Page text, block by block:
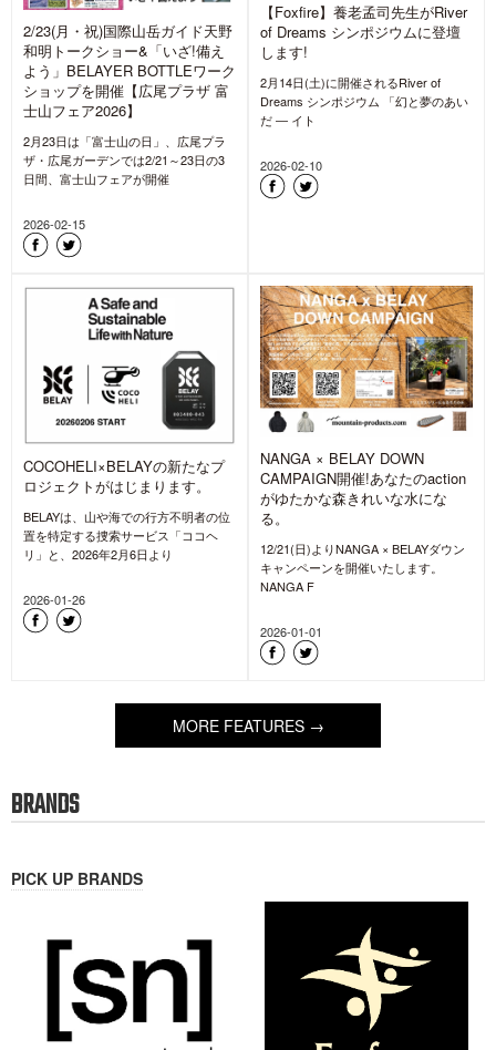
2/23(月・祝)国際山岳ガイド天野
和明トークショー&「いざ!備え
よう」BELAYER BOTTLEワーク
ショップを開催【広尾プラザ 富
士山フェア2026】
2月23日は「富士山の日」、広尾プラ
ザ・広尾ガーデンでは2/21～23日の3
日間、富士山フェアが開催
2026-02-15
【Foxfire】養老孟司先生がRiver
of Dreams シンポジウムに登壇
します!
2月14日(土)に開催されるRiver of
Dreams シンポジウム 「幻と夢のあい
だ ― イト
2026-02-10
COCOHELI×BELAYの新たなプ
ロジェクトがはじまります。
BELAYは、山や海での行方不明者の位
置を特定する捜索サービス「ココヘ
リ」と、2026年2月6日より
2026-01-26
NANGA × BELAY DOWN
CAMPAIGN開催!あなたのaction
がゆたかな森きれいな水にな
る。
12/21(日)よりNANGA × BELAYダウン
キャンペーンを開催いたします。
NANGA F
2026-01-01
MORE FEATURES →
BRANDS
PICK UP BRANDS